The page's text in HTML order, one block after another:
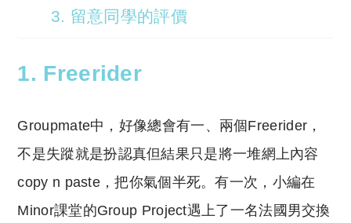
3. 留意同學的評價
1. Freerider
Groupmate中，好像總會有一、兩個Freerider，
不是失蹤就是扮認真但結果只是將一堆網上內容
copy n paste，把你氣個半死。有一次，小編在
Minor課堂的Group Project遇上了一名法國男交換